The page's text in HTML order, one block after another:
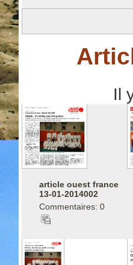
Il
article ouest france
13-01-2014002
Commentaires: 0